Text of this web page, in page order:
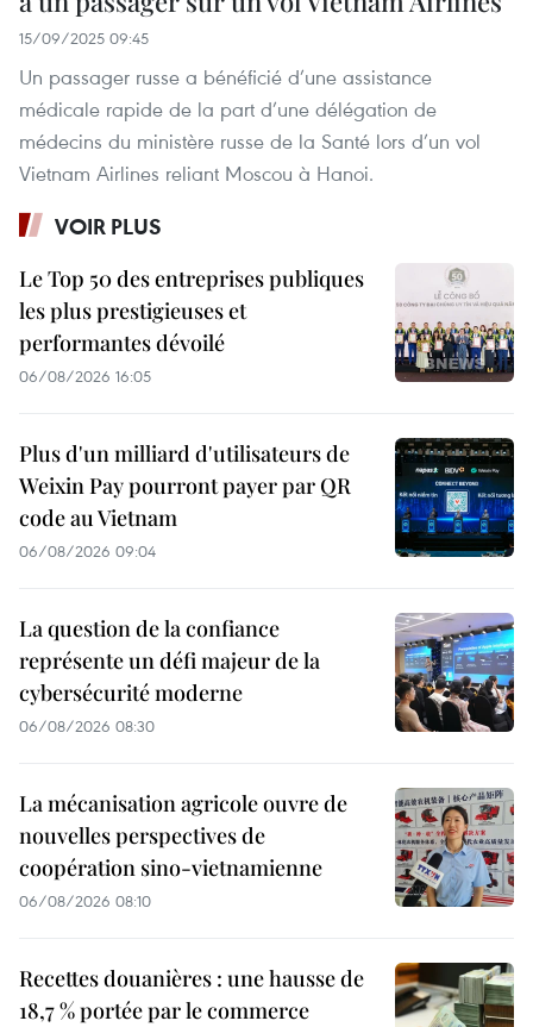
15/09/2025 09:45
Un passager russe a bénéficié d’une assistance
médicale rapide de la part d’une délégation de
médecins du ministère russe de la Santé lors d’un vol
Vietnam Airlines reliant Moscou à Hanoi.
VOIR PLUS
Le Top 50 des entreprises publiques
les plus prestigieuses et
performantes dévoilé
06/08/2026 16:05
Plus d'un milliard d'utilisateurs de
Weixin Pay pourront payer par QR
code au Vietnam
06/08/2026 09:04
La question de la confiance
représente un défi majeur de la
cybersécurité moderne
06/08/2026 08:30
La mécanisation agricole ouvre de
nouvelles perspectives de
coopération sino-vietnamienne
06/08/2026 08:10
Recettes douanières : une hausse de
18,7 % portée par le commerce